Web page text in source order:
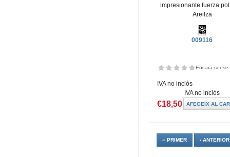
impresionante fuerza
Areilza
009116
Encara sense
IVA no inclòs
IVA no inclòs
€18,50
« PRIMER ‹ ANTERIOR